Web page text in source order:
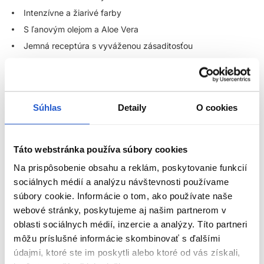
Súhlas Detaily O cookies
Táto webstránka používa súbory cookies
Na prispôsobenie obsahu a reklám, poskytovanie funkcií
sociálnych médií a analýzu návštevnosti používame
súbory cookie. Informácie o tom, ako používate naše
webové stránky, poskytujeme aj našim partnerom v
oblasti sociálnych médií, inzercie a analýzy. Títo partneri
môžu príslušné informácie skombinovať s ďalšími
údajmi, ktoré ste im poskytli alebo ktoré od vás získali,
Intenzívne a žiarivé farby
S ľanovým olejom a Aloe Vera
Jemná receptúra s vyváženou zásaditosťou
Aplikujte farbu na neumyté suché vlasy spolu s vyvíjačom.
Pomer miešania:
Klasická farba: 1 : 1.5
Superlight: 1 : 2
Toner, booster, korektory, neutral: 1 : 2
Čas pôsobenia závisí od farbiacej služby a požadovaného
výsledku
--- ZOBRAZIŤ VIAC